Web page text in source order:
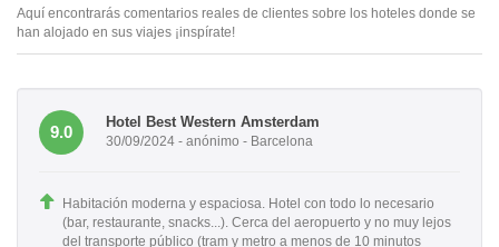
Aquí encontrarás comentarios reales de clientes sobre los hoteles donde se
han alojado en sus viajes ¡inspírate!
9.0
Hotel Best Western Amsterdam
30/09/2024 - anónimo - Barcelona
Habitación moderna y espaciosa. Hotel con todo lo necesario
(bar, restaurante, snacks...). Cerca del aeropuerto y no muy lejos
del transporte público (tram y metro a menos de 10 minutos